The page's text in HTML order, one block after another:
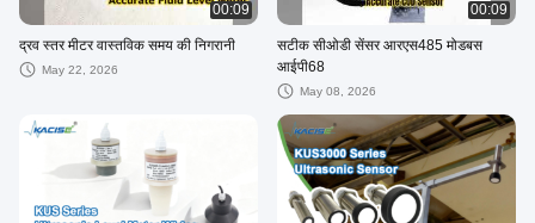
00:09
द्रव स्तर मीटर वास्तविक समय की निगरानी
May 22, 2026
00:09
सटीक सीओडी सेंसर आरएस485 मोडबस
आईपी68
May 08, 2026